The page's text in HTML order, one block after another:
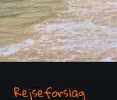
Rejseforslag